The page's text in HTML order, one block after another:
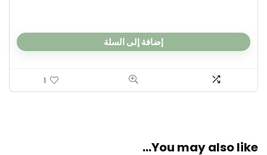
إضافة إلى السلة
1
You may also like…